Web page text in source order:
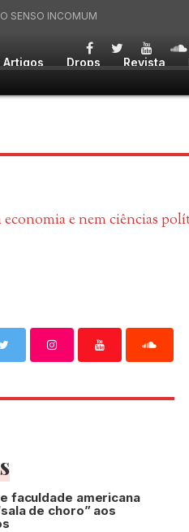
Artigos Drops Revista
SENSO INCOMUM
e nem ciências
faculdade americana
de choro” aos